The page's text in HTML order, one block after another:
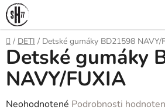
Prejsť
na
obsah
Domov
/ DETI / Detské gumáky BD21598 NAVY/
Detské gumáky
NAVY/FUXIA
Priemerné
Neohodnotené Podrobnosti